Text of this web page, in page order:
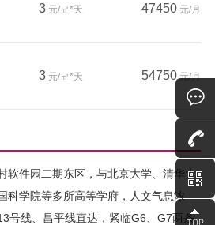
3 元/㎡*天 47450 元/月
3 元/㎡*天 54750 元/月
软件园二期东区，与北京大学、清华大
科学院等多所高等学府，人文气息浓
号线、昌平线直达，紧临G6、G7两条